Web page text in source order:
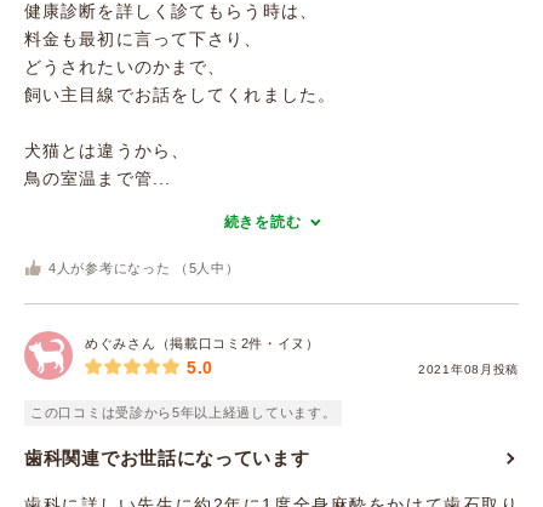
健康診断を詳しく診てもらう時は、
料金も最初に言って下さり、
どうされたいのかまで、
飼い主目線でお話をしてくれました。
犬猫とは違うから、
鳥の室温まで管...
続きを読む
4 人が参考になった （ 5 人中）
めぐみさん（掲載口コミ2件・イヌ）
2021年08月投稿
5.0
この口コミは受診から5年以上経過しています。
歯科関連でお世話になっています